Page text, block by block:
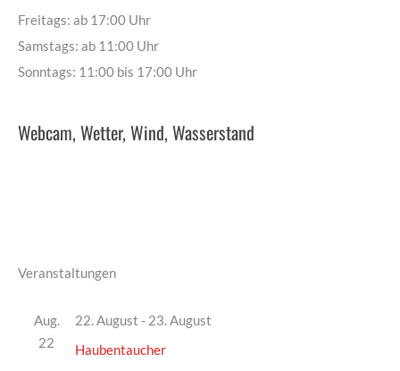
Freitags: ab 17:00 Uhr
Samstags: ab 11:00 Uhr
Sonntags: 11:00 bis 17:00 Uhr
Webcam, Wetter, Wind, Wasserstand
Veranstaltungen
Aug.
22
22. August - 23. August
Haubentaucher